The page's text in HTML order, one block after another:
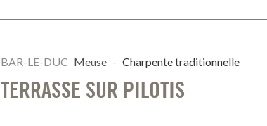
BAR-LE-DUC Meuse - Charpente traditionnelle
TERRASSE SUR PILOTIS